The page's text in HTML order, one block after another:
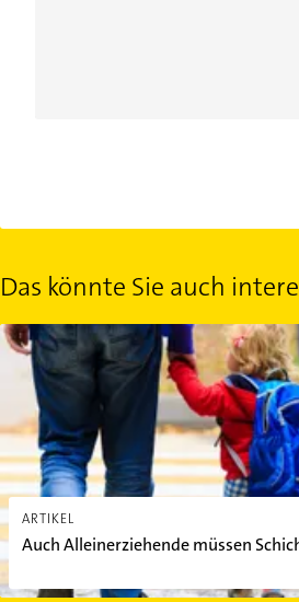
Das könnte Sie auch
ARTIKEL
Auch Alleinerziehende müssen
Auch Alleinerziehende müssen